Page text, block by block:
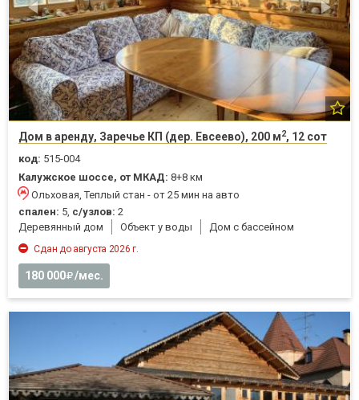
Дом в аренду, Заречье КП (дер. Евсеево), 200 м2, 12 сот
код: 515-004
Калужское шоссе, от МКАД: 8+8 км
Ольховая, Теплый стан - от 25 мин на авто
спален: 5, с/узлов: 2
Деревянный дом
Объект у воды Дом с бассейном
Сдан до августа 2026 г.
180 000 /мес.